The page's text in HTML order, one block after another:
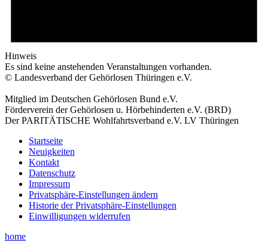
Hinweis
Es sind keine anstehenden Veranstaltungen vorhanden.
© Landesverband der Gehörlosen Thüringen e.V.
Mitglied im Deutschen Gehörlosen Bund e.V.
Förderverein der Gehörlosen u. Hörbehinderten e.V. (BRD)
Der PARITÄTISCHE Wohlfahrtsverband e.V. LV Thüringen
Startseite
Neuigkeiten
Kontakt
Datenschutz
Impressum
Privatsphäre-Einstellungen ändern
Historie der Privatsphäre-Einstellungen
Einwilligungen widerrufen
home